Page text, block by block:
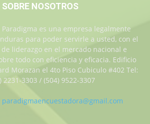
SOBRE NOSOTROS
es una empresa legalmente
para poder servirle a usted, con el
liderazgo en el mercado nacional e
todo con eficiencia y eficacia. Edificio
Morazan el 4to Piso Cubiculo #402 Tel:
2231-3303 / (504) 9522-3307
paradigmaencuestadora@gmail.com